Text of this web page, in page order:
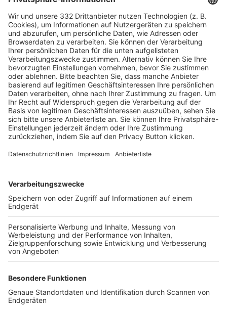
HÄUFIG BESUCHTE SEITEN
Pässe und Vereinswechsel
Trainerausbildung
Schulungsangebot Vereinsmitarbeiter
BFV-Geschäftsstellen
Trainerbörse
Login SpielPlus
FOLGE DEM BFV
TOP-VEREINE
TOP-PARTNER